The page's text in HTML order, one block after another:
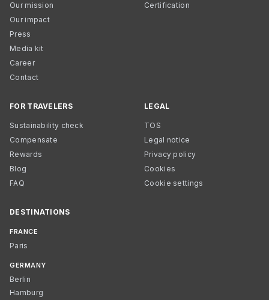
Our mission
Our impact
Press
Media kit
Career
Contact
Certification
FOR TRAVELERS
Sustainability check
Compensate
Rewards
Blog
FAQ
LEGAL
TOS
Legal notice
Privacy policy
Cookies
Cookie settings
DESTINATIONS
FRANCE
Paris
GERMANY
Berlin
Hamburg